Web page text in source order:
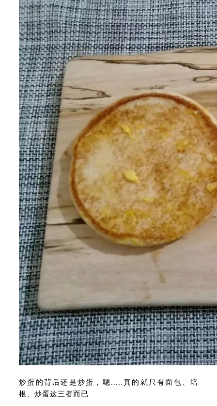
炒蛋的背后还是炒蛋，嗯.....真的就只有面包、培
根、炒蛋这三者而已